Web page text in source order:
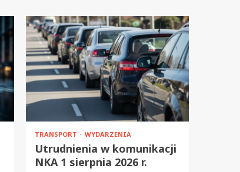
TRANSPORT WYDARZENIA
Utrudnienia w komunikacji
NKA 1 sierpnia 2026 r.